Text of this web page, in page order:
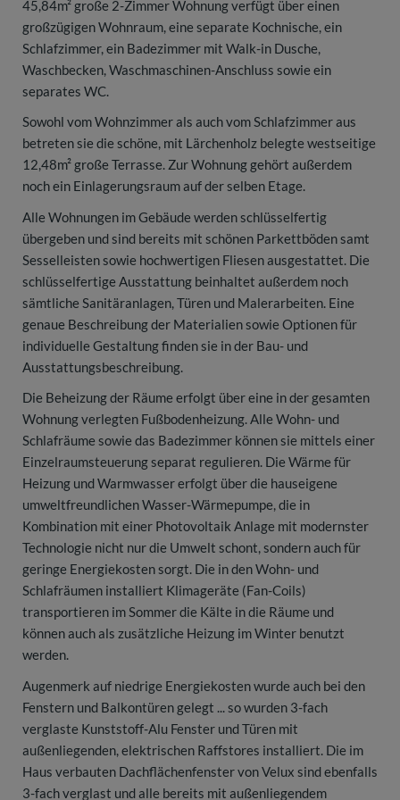
45,84m² große 2-Zimmer Wohnung verfügt über einen
großzügigen Wohnraum, eine separate Kochnische, ein
Schlafzimmer, ein Badezimmer mit Walk-in Dusche,
Waschbecken, Waschmaschinen-Anschluss sowie ein
separates WC.
Sowohl vom Wohnzimmer als auch vom Schlafzimmer aus
betreten sie die schöne, mit Lärchenholz belegte westseitige
12,48m² große Terrasse. Zur Wohnung gehört außerdem
noch ein Einlagerungsraum auf der selben Etage.
Alle Wohnungen im Gebäude werden schlüsselfertig
übergeben und sind bereits mit schönen Parkettböden samt
Sesselleisten sowie hochwertigen Fliesen ausgestattet. Die
schlüsselfertige Ausstattung beinhaltet außerdem noch
sämtliche Sanitäranlagen, Türen und Malerarbeiten. Eine
genaue Beschreibung der Materialien sowie Optionen für
individuelle Gestaltung finden sie in der Bau- und
Ausstattungsbeschreibung.
Die Beheizung der Räume erfolgt über eine in der gesamten
Wohnung verlegten Fußbodenheizung. Alle Wohn- und
Schlafräume sowie das Badezimmer können sie mittels einer
Einzelraumsteuerung separat regulieren. Die Wärme für
Heizung und Warmwasser erfolgt über die hauseigene
umweltfreundlichen Wasser-Wärmepumpe, die in
Kombination mit einer Photovoltaik Anlage mit modernster
Technologie nicht nur die Umwelt schont, sondern auch für
geringe Energiekosten sorgt. Die in den Wohn- und
Schlafräumen installiert Klimageräte (Fan-Coils)
transportieren im Sommer die Kälte in die Räume und
können auch als zusätzliche Heizung im Winter benutzt
werden.
Augenmerk auf niedrige Energiekosten wurde auch bei den
Fenstern und Balkontüren gelegt ... so wurden 3-fach
verglaste Kunststoff-Alu Fenster und Türen mit
außenliegenden, elektrischen Raffstores installiert. Die im
Haus verbauten Dachflächenfenster von Velux sind ebenfalls
3-fach verglast und alle bereits mit außenliegendem